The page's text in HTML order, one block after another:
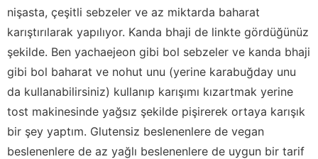
nişasta, çeşitli sebzeler ve az miktarda baharat
karıştırılarak yapılıyor. Kanda bhaji de linkte gördüğünüz
şekilde. Ben yachaejeon gibi bol sebzeler ve kanda bhaji
gibi bol baharat ve nohut unu (yerine karabuğday unu
da kullanabilirsiniz) kullanıp karışımı kızartmak yerine
tost makinesinde yağsız şekilde pişirerek ortaya karışık
bir şey yaptım. Glutensiz beslenenlere de vegan
beslenenlere de az yağlı beslenenlere de uygun bir tarif